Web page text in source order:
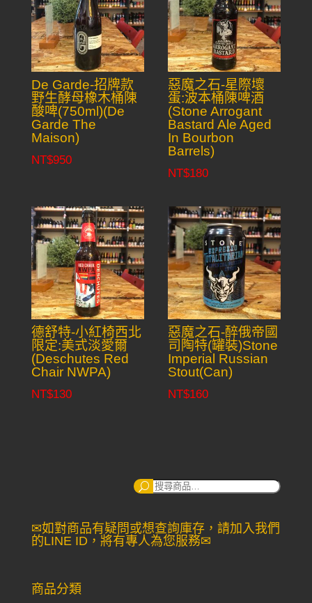
De Garde-招牌款
野生酵母橡木桶陳
酸啤(750ml)(De
Garde The
Maison)
NT$950
惡魔之石-星際壞
蛋:波本桶陳啤酒
(Stone Arrogant
Bastard Ale Aged
In Bourbon
Barrels)
NT$180
德舒特-小紅椅西北
限定:美式淡愛爾
(Deschutes Red
Chair NWPA)
NT$130
惡魔之石-醉俄帝國
司陶特(罐裝)Stone
Imperial Russian
Stout(Can)
NT$160
搜
✉如對商品有疑問或想查詢庫存，請加入我們
的LINE ID，將有專人為您服務✉
商品分類